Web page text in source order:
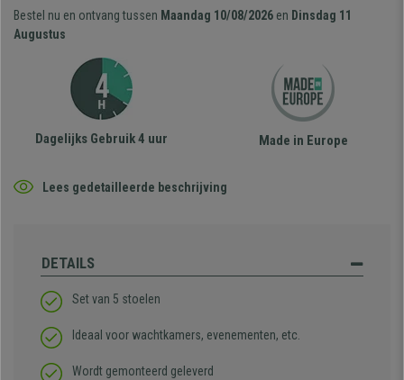
Bestel nu en ontvang tussen Maandag 10/08/2026 en Dinsdag 11
Augustus
Dagelijks Gebruik 4 uur Made in Europe
Lees gedetailleerde beschrijving
DETAILS
Set van 5 stoelen
Ideaal voor wachtkamers, evenementen, etc.
Wordt gemonteerd geleverd